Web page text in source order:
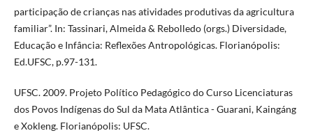
participação de crianças nas atividades produtivas da agricultura
familiar”. In: Tassinari, Almeida & Rebolledo (orgs.) Diversidade,
Educação e Infância: Reflexões Antropológicas. Florianópolis:
Ed.UFSC, p.97-131.
UFSC. 2009. Projeto Político Pedagógico do Curso Licenciaturas
dos Povos Indígenas do Sul da Mata Atlântica - Guarani, Kaingáng
e Xokleng. Florianópolis: UFSC.